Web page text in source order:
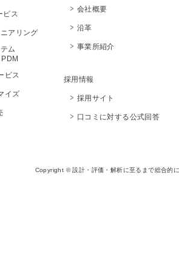
ビス
アリング
ム
ビス
イズ
会社概要
沿革
事業所紹介
採用情報
採用サイト
口コミに対する公式回答
Copyright © 設計・評価・解析に至るまで総合的